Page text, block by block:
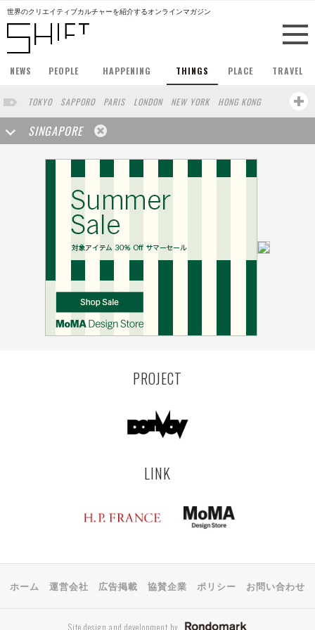
世界のクリエイティブカルチャーを紹介するオンラインマガジン
NEWS PEOPLE HAPPENING THINGS PLACE TRAVEL
TOKYO SAPPORO PARIS LONDON NEW YORK
HONG KONG
BERLIN
BARCELONA STOCKHOLM
SAN FRANCISCO
AMSTERDAM
MILAN
SHANGHAI
WIEN HAMBURG MADRID ZURICH
BEIJING
TAIPEI
VANCOUVER HELSINKI VILNIUS
SENDAI
MELBOURNE
FRANKFURT LISBON CHICAGO
CAPE TOWN
RIO DE JANEIRO
SINGAPORE
PROJECT
LINK
ホーム 運営会社 広告掲載 協賛企業 ポリシー お問い合わせ
Site design and development by